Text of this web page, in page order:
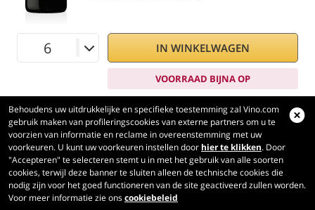
IN WINKELWAGEN
VOORRAAD BIJNA OP
Behoudens uw uitdrukkelijke en specifieke toestemming zal Vino.com
gebruik maken van profileringscookies van externe partners om u te
voorzien van informatie en reclame in overeenstemming met uw
voorkeuren. U kunt uw voorkeuren instellen door hier te klikken. Door
"Accepteren" te selecteren stemt u in met het gebruik van alle soorten
cookies, terwijl deze banner te sluiten alleen de technische cookies die
nodig zijn voor het goed functioneren van de site geactiveerd zullen worden.
Voor meer informatie zie onscookiebeleid
Vino.com
Made with
in Tuscany
Pagina verwerkt in 185 ms
production-front-2Copyright © 2026 VINO.COM 3ND S.r.l.